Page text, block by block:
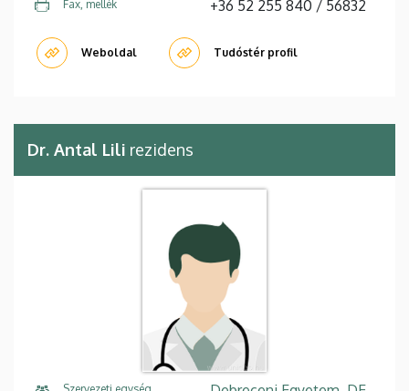
Fax, mellék +36 52 255 840 / 56832
Weboldal Tudóstér profil
Dr. Antal Lili rezidens